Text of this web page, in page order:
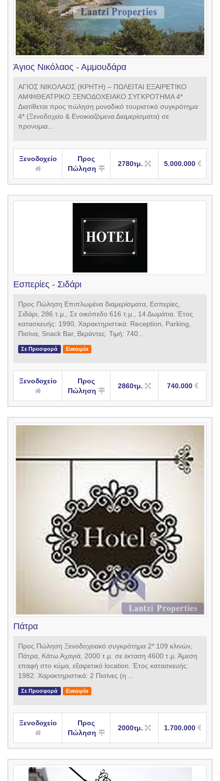
Άγιος Νικόλαος - Αμμουδάρα
ΑΓΙΟΣ ΝΙΚΟΛΑΟΣ (ΚΡΗΤΗ) – ΠΩΛΕΙΤΑΙ ΕΞΑΙΡΕΤΙΚΟ
ΑΜΦΙΘΕΑΤΡΙΚΟ ΞΕΝΟΔΟΧΕΙΑΚΟ ΣΥΓΚΡΟΤΗΜΑ 4*
Διατίθεται προς πώληση μοναδικό τουριστικό συγκρότημα
4* (Ξενοδοχείο & Ενοικιαζόμενα Διαμερίσματα) σε
προνομια...
Ξενοδοχείο
Προς
Πώληση
2780τμ. 5.000.000
Εσπερίες - Σιδάρι
Προς Πώληση Επιπλωμένα διαμερίσματα, Εσπερίες,
Σιδάρι, 286 τ.μ., Σε οικόπεδο 616 τ.μ., 14 Δωμάτια. Έτος
κατασκευής: 1990, Χαρακτηριστικά: Reception, Parking,
Πισίνα, Snack Bar, Βεράντες. Τιμή: 740...
Σε Προσφορά Ευκαιρία
Ξενοδοχείο
Προς
Πώληση
2860τμ. 740.000
Πάτρα
Προς Πώληση Ξενοδοχειακό συγκρότημα 2* 109 κλινών,
Πάτρα, Κάτω Αχαγιά, 2000 τ.μ. σε έκταση 4600 τ.μ. Άμεση
επαφή στο κύμα, εξαιρετικό location. Έτος κατασκευής:
1982. Χαρακτηριστικά: 2 Πισίνες (η ...
Σε Προσφορά Ευκαιρία
Ξενοδοχείο
Προς
Πώληση
2000τμ. 1.700.000